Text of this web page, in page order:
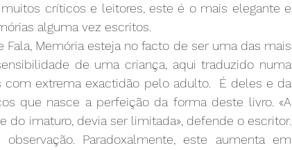
críticos e leitores, este é o mais elegante e
alguma vez escritos.
Memória esteja no facto de ser uma das mais
de uma criança, aqui traduzido numa
extrema exactidão pelo adulto.  É deles e da
que nasce a perfeição da forma deste livro. «A
do imaturo, devia ser limitada», defende o escritor.
Paradoxalmente, este aumenta em